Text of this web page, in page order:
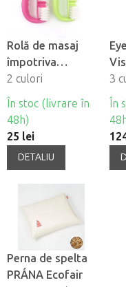
Rolă de masaj
împotriva
celulitei Fabulo
Square
2 culori
În stoc (livrare în
48h)
25 lei
DETALIU
3
În
Perna de spelta
PRÁNA Ecofair